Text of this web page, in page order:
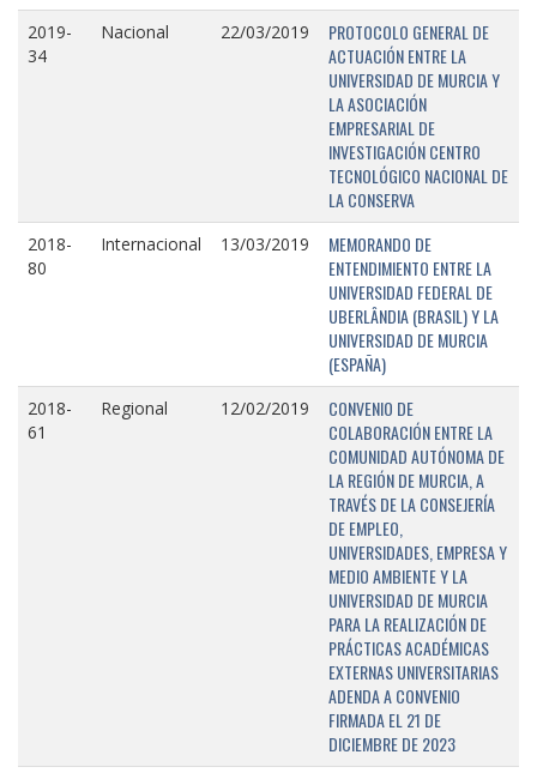
2019-
34
Nacional 22/03/2019
PROTOCOLO GENERAL DE
ACTUACIÓN ENTRE LA
UNIVERSIDAD DE MURCIA Y
LA ASOCIACIÓN
EMPRESARIAL DE
INVESTIGACIÓN CENTRO
TECNOLÓGICO NACIONAL DE
LA CONSERVA
2018-
80
Internacional 13/03/2019
MEMORANDO DE
ENTENDIMIENTO ENTRE LA
UNIVERSIDAD FEDERAL DE
UBERLÂNDIA (BRASIL) Y LA
UNIVERSIDAD DE MURCIA
(ESPAÑA)
2018-
61
Regional 12/02/2019
CONVENIO DE
COLABORACIÓN ENTRE LA
COMUNIDAD AUTÓNOMA DE
LA REGIÓN DE MURCIA, A
TRAVÉS DE LA CONSEJERÍA
DE EMPLEO,
UNIVERSIDADES, EMPRESA Y
MEDIO AMBIENTE Y LA
UNIVERSIDAD DE MURCIA
PARA LA REALIZACIÓN DE
PRÁCTICAS ACADÉMICAS
EXTERNAS UNIVERSITARIAS
ADENDA A CONVENIO
FIRMADA EL 21 DE
DICIEMBRE DE 2023